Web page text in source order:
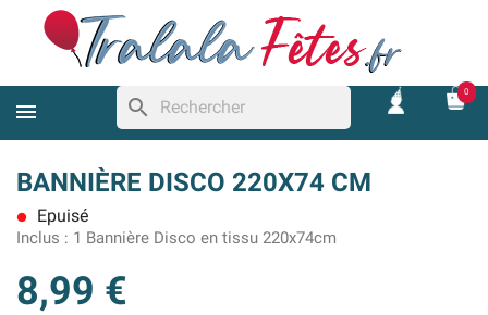
search
0
BANNIÈRE DISCO 220X74 CM
lens Epuisé
Inclus : 1 Bannière Disco en tissu 220x74cm
8,99 €